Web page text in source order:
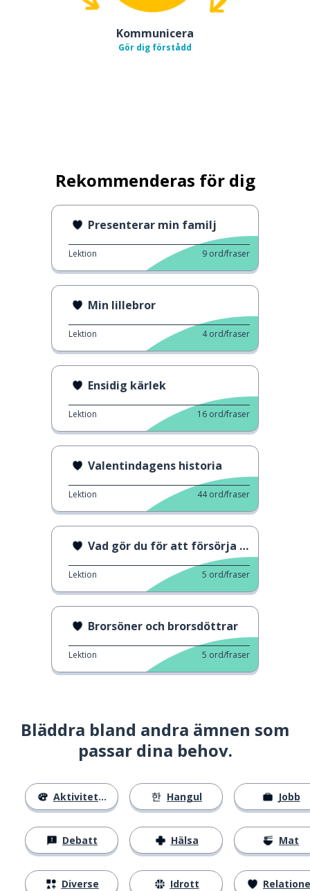
Kommunicera
Gör dig förstådd
Rekommenderas för dig
Presenterar min familj
Lektion 9 ord/fraser
Min lillebror
Lektion 4 ord/fraser
Ensidig kärlek
Lektion 16 ord/fraser
Valentindagens historia
Lektion 44 ord/fraser
Vad gör du för att försörja dig?
Lektion 5 ord/fraser
Brorsöner och brorsdöttrar
Lektion 5 ord/fraser
Bläddra bland andra ämnen som
passar dina behov.
Aktiviteter
Debatt
Diverse
Hangul
Hälsa
Idrott
Jobb
Mat